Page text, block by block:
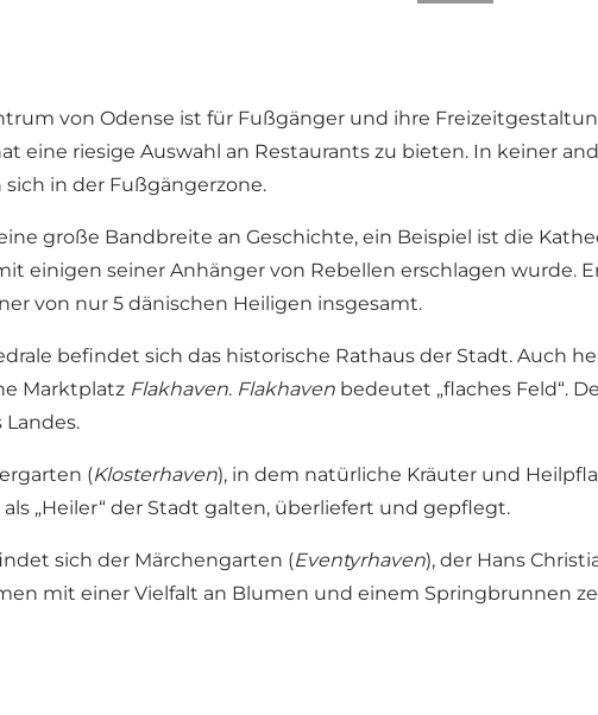
von Odense ist für Fußgänger und ihre
eine riesige Auswahl an Restaurants zu bieten. In keiner
in der Fußgängerzone.
große Bandbreite an Geschichte, ein Beispiel ist die
einigen seiner Anhänger von Rebellen erschlagen wurde.
von nur 5 dänischen Heiligen insgesamt.
befindet sich das historische Rathaus der Stadt. Auch
Marktplatz Flakhaven. Flakhaven bedeutet „flaches Feld“.
(Klosterhaven), in dem natürliche Kräuter und
„Heiler“ der Stadt galten, überliefert und gepflegt.
sich der Märchengarten (Eventyrhaven), der Hans
mit einer Vielfalt an Blumen und einem Springbrunnen